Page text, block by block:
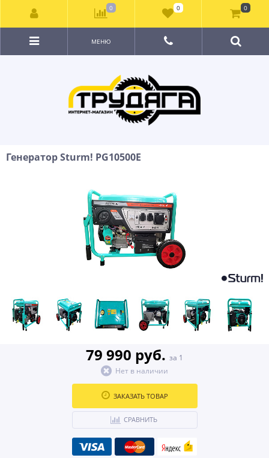
МЕНЮ
Генератор Sturm! PG10500E
79 990 руб. за 1
Нет в наличии
ЗАКАЗАТЬ ТОВАР
СРАВНИТЬ
0 0 0